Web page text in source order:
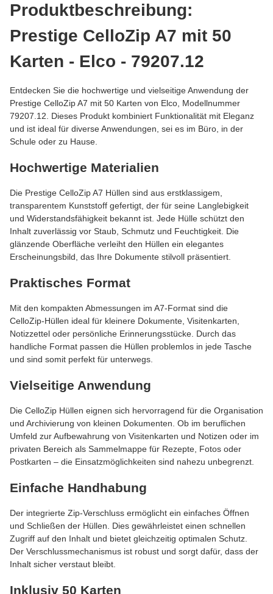
Produktbeschreibung:
Prestige CelloZip A7 mit 50
Karten - Elco - 79207.12
Entdecken Sie die hochwertige und vielseitige Anwendung der
Prestige CelloZip A7 mit 50 Karten von Elco, Modellnummer
79207.12. Dieses Produkt kombiniert Funktionalität mit Eleganz
und ist ideal für diverse Anwendungen, sei es im Büro, in der
Schule oder zu Hause.
Hochwertige Materialien
Die Prestige CelloZip A7 Hüllen sind aus erstklassigem,
transparentem Kunststoff gefertigt, der für seine Langlebigkeit
und Widerstandsfähigkeit bekannt ist. Jede Hülle schützt den
Inhalt zuverlässig vor Staub, Schmutz und Feuchtigkeit. Die
glänzende Oberfläche verleiht den Hüllen ein elegantes
Erscheinungsbild, das Ihre Dokumente stilvoll präsentiert.
Praktisches Format
Mit den kompakten Abmessungen im A7-Format sind die
CelloZip-Hüllen ideal für kleinere Dokumente, Visitenkarten,
Notizzettel oder persönliche Erinnerungsstücke. Durch das
handliche Format passen die Hüllen problemlos in jede Tasche
und sind somit perfekt für unterwegs.
Vielseitige Anwendung
Die CelloZip Hüllen eignen sich hervorragend für die Organisation
und Archivierung von kleinen Dokumenten. Ob im beruflichen
Umfeld zur Aufbewahrung von Visitenkarten und Notizen oder im
privaten Bereich als Sammelmappe für Rezepte, Fotos oder
Postkarten – die Einsatzmöglichkeiten sind nahezu unbegrenzt.
Einfache Handhabung
Der integrierte Zip-Verschluss ermöglicht ein einfaches Öffnen
und Schließen der Hüllen. Dies gewährleistet einen schnellen
Zugriff auf den Inhalt und bietet gleichzeitig optimalen Schutz.
Der Verschlussmechanismus ist robust und sorgt dafür, dass der
Inhalt sicher verstaut bleibt.
Inklusiv 50 Karten